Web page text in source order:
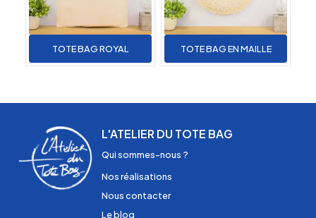
TOTE BAG ROYAL TOTE BAG EN MAILLE
L'ATELIER DU TOTE BAG
Qui sommes-nous ?
Nos réalisations
Nous contacter
Le blog